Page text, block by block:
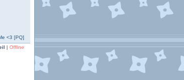
<3 [PQ]
| Offline